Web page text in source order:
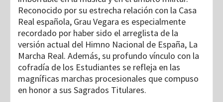
Reconocido por su estrecha relación con la Casa
Real española, Grau Vegara es especialmente
recordado por haber sido el arreglista de la
versión actual del Himno Nacional de España, La
Marcha Real. Además, su profundo vínculo con la
cofradía de los Estudiantes se refleja en las
magníficas marchas procesionales que compuso
en honor a sus Sagrados Titulares.